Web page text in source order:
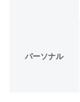
パーソナル